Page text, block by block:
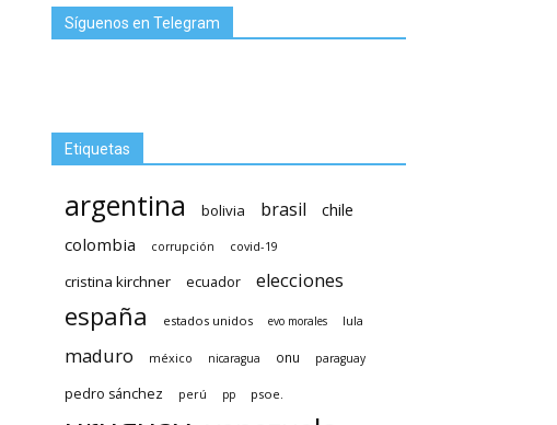
Síguenos en Telegram
Etiquetas
argentina bolivia brasil
chile
colombia
corrupción covid-19
cristina kirchner ecuador elecciones
españa estados unidos evo morales lula
maduro méxico nicaragua onu paraguay
pedro sánchez perú pp psoe.